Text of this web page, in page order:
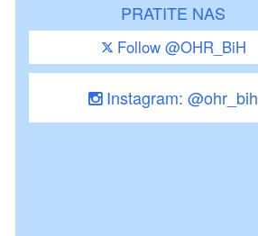
PRATITE NAS
Follow @OHR_BiH
Instagram: @ohr_bih